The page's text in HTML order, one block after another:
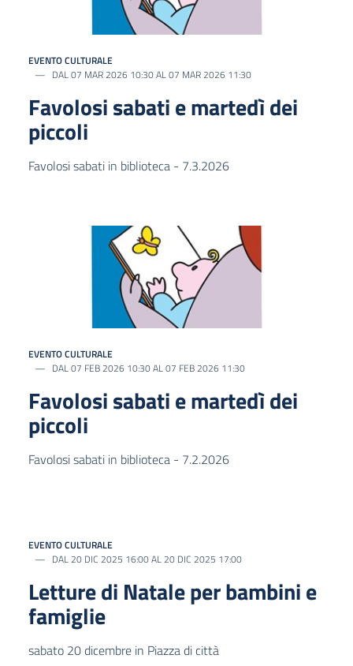
EVENTO CULTURALE
DAL 07 MAR 2026 10:30 AL 07 MAR 2026 11:30
Favolosi sabati e martedì dei
piccoli
Favolosi sabati in biblioteca - 7.3.2026
EVENTO CULTURALE
DAL 07 FEB 2026 10:30 AL 07 FEB 2026 11:30
Favolosi sabati e martedì dei
piccoli
Favolosi sabati in biblioteca - 7.2.2026
EVENTO CULTURALE
DAL 20 DIC 2025 16:00 AL 20 DIC 2025 17:00
Letture di Natale per bambini e
famiglie
sabato 20 dicembre in Piazza di città